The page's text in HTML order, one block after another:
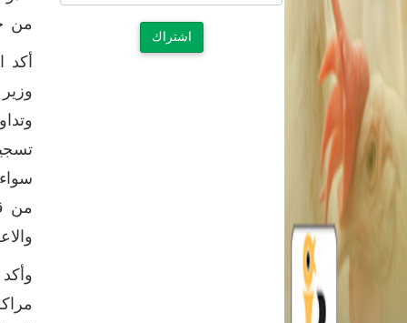
اشتراك
من
أكد
من